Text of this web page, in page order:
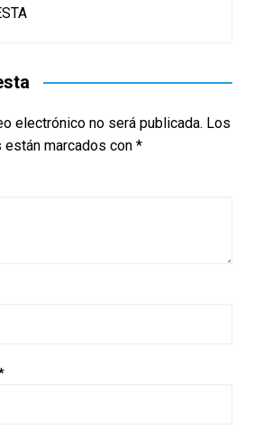
electrónico no será publicada. Los
marcados con *